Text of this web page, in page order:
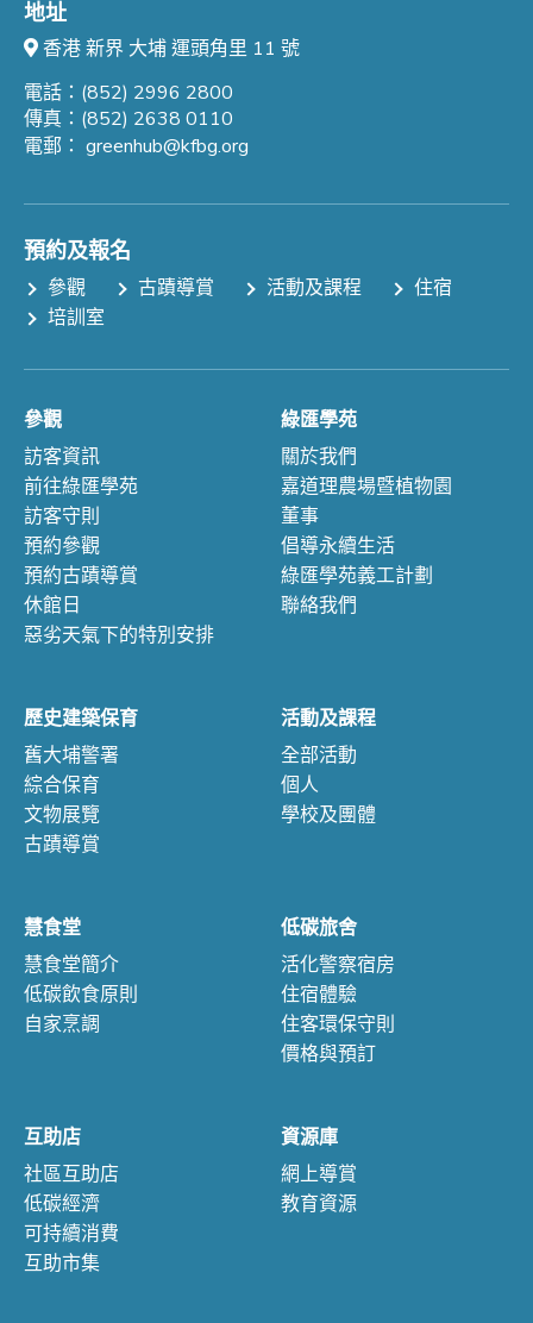
地址
香港 新界 大埔 運頭角里 11 號
電話：(852) 2996 2800
傳真：(852) 2638 0110
電郵： greenhub@kfbg.org
預約及報名
參觀 古蹟導賞 活動及課程
住宿
培訓室
參觀
訪客資訊
前往綠匯學苑
訪客守則
預約參觀
預約古蹟導賞
休館日
惡劣天氣下的特別安排
綠匯學苑
關於我們
嘉道理農場暨植物園
董事
倡導永續生活
綠匯學苑義工計劃
聯絡我們
歷史建築保育
舊大埔警署
綜合保育
文物展覽
古蹟導賞
活動及課程
全部活動
個人
學校及團體
慧食堂
慧食堂簡介
低碳飲食原則
自家烹調
低碳旅舍
活化警察宿房
住宿體驗
住客環保守則
價格與預訂
互助店
社區互助店
低碳經濟
可持續消費
互助市集
資源庫
網上導賞
教育資源